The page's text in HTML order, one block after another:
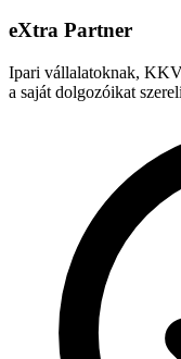
eXtra Partner
Ipari vállalatoknak,
a saját dolgozóikat